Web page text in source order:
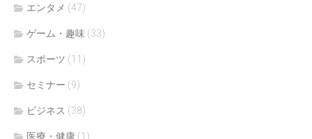
エンタメ (47)
ゲーム・趣味 (33)
スポーツ (11)
セミナー (9)
ビジネス (38)
医療・健康 (1)